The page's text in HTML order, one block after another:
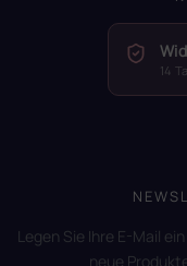
14
Legen Sie Ihre E-Mail
neue